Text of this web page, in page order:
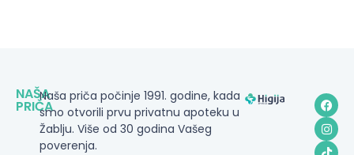
NAŠA
PRIČA
Naša priča počinje 1991. godine, kada
smo otvorili prvu privatnu apoteku u
Žablju. Više od 30 godina Vašeg
poverenja.